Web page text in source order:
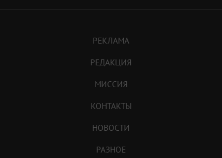
РЕКЛАМА
РЕДАКЦИЯ
МИССИЯ
КОНТАКТЫ
НОВОСТИ
РАЗНОЕ